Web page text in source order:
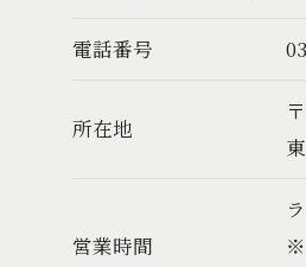
電話番号
所在地
営業時間
※